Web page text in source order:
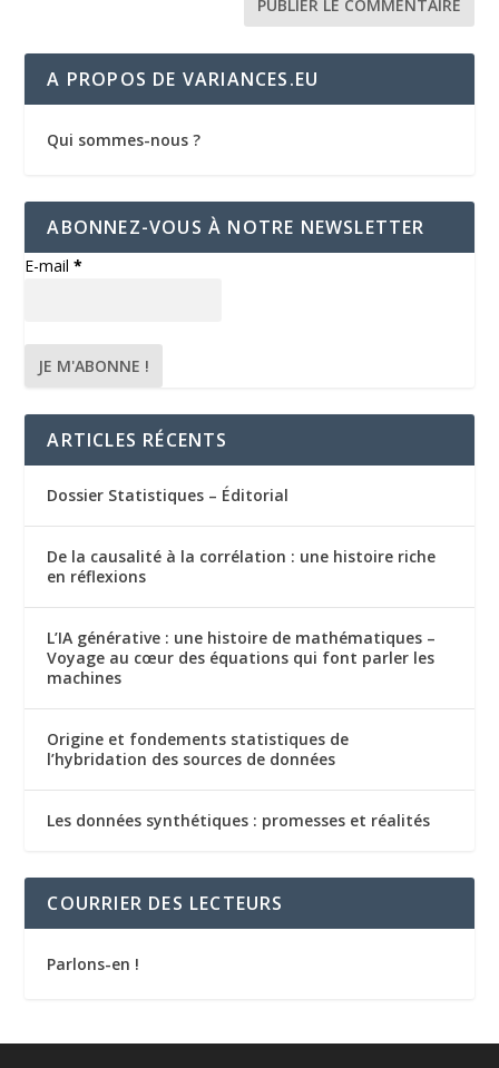
A PROPOS DE VARIANCES.EU
Qui sommes-nous ?
ABONNEZ-VOUS À NOTRE NEWSLETTER
E-mail*
ARTICLES RÉCENTS
Dossier Statistiques – Éditorial
De la causalité à la corrélation : une histoire riche
en réflexions
L’IA générative : une histoire de mathématiques –
Voyage au cœur des équations qui font parler les
machines
Origine et fondements statistiques de
l’hybridation des sources de données
Les données synthétiques : promesses et réalités
COURRIER DES LECTEURS
Parlons-en !